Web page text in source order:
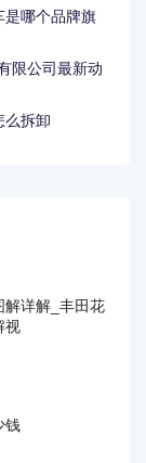
是哪个品牌旗
限公司最新动
么拆卸
解详解_丰田花
视
钱